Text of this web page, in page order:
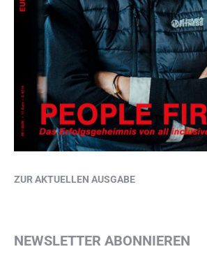
ZUR AKTUELLEN AUSGABE
NEWSLETTER ABONNIEREN